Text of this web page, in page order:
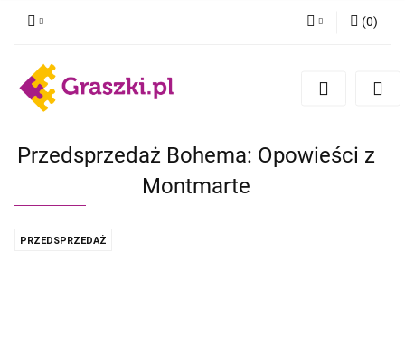
Zarejestruj się
Zgody cookies
(0)
Przedsprzedaż Bohema: Opowieści z
Montmarte
PRZEDSPRZEDAŻ